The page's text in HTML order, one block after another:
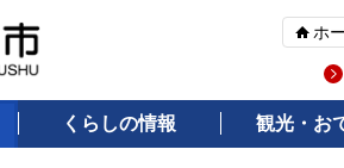
ホ
くらしの情報 観光・お